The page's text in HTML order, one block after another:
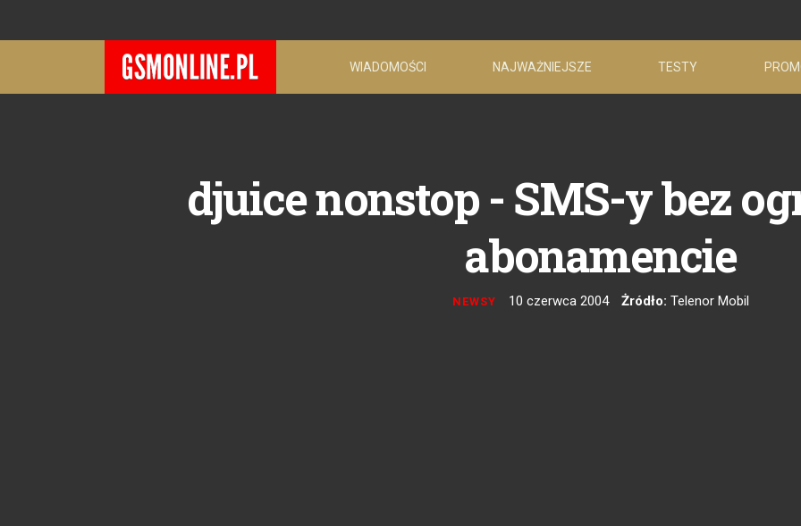
WIADOMOŚCI NAJWAŻNIEJSZE TESTY
djuice nonstop - SMS-y bez
abonamencie
NEWSY 10 czerwca 2004 Żródło: Telenor Mobil